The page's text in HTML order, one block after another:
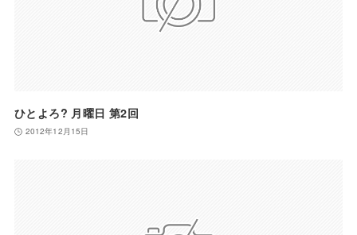
ひとよろ? 月曜日 第2回
2012年12月15日